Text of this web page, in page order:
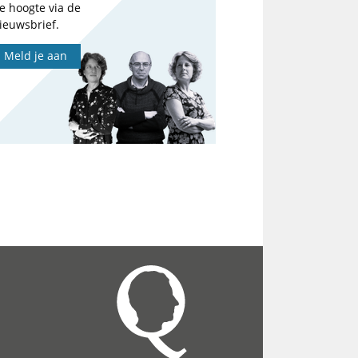
hoogte via de
Meld je aan